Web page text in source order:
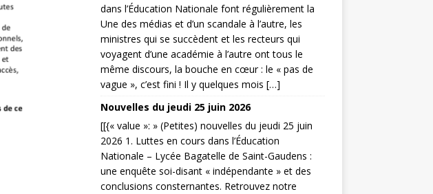
dans l’Éducation Nationale font régulièrement la
Une des médias et d’un scandale à l’autre, les
ministres qui se succèdent et les recteurs qui
voyagent d’une académie à l’autre ont tous le
même discours, la bouche en cœur : le « pas de
vague », c’est fini ! Il y quelques mois […]
Nouvelles du jeudi 25 juin 2026
[[{« value »: » (Petites) nouvelles du jeudi 25 juin
2026 1. Luttes en cours dans l’Éducation
Nationale – Lycée Bagatelle de Saint-Gaudens :
une enquête soi-disant « indépendante » et des
conclusions consternantes. Retrouvez notre